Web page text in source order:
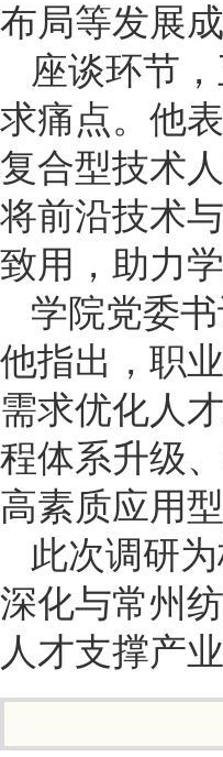
布局等发展成
座谈环节
求痛点。他
复合型技术
将前沿技术
致用，助力
学院党委
他指出，职
需求优化人
程体系升级
高素质应用型
此次调研
深化与常州
人才支撑产